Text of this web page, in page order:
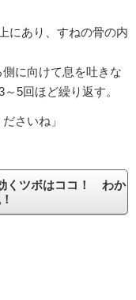
にあり、すねの骨の内
に向けて息を吐きな
5回ほど繰り返す。
さいね」
くツボはココ！ わか